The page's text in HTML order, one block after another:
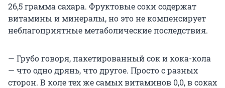
26,5 грамма сахара. Фруктовые соки содержат
витамины и минералы, но это не компенсирует
неблагоприятные метаболические последствия.
— Грубо говоря, пакетированный сок и кока-кола
— что одно дрянь, что другое. Просто с разных
сторон. В коле тех же самых витаминов 0,0, в соках